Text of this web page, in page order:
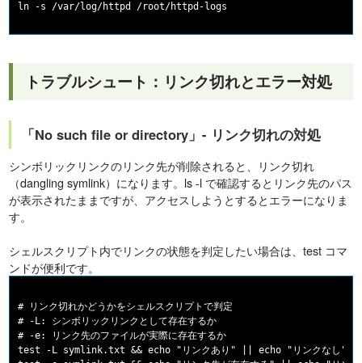
トラブルシュート：リンク切れとエラー対処
「No such file or directory」- リンク切れの対処
シンボリックリンクのリンク先が削除されると、リンク切れ
（dangling symlink）になります。ls -l で確認するとリンク先のパス
が表示されたままですが、アクセスしようとするとエラーになりま
す。
シェルスクリプト内でリンクの状態を判定したい場合は、test コマ
ンドが便利です。
# リンク切れかどうかをシェルスクリプトで判定
# -L: シンボリックリンクとして存在するか
# -e: リンク先のファイルが実際に存在するか
test -L symlink.txt && echo "リンクあり" || echo "リンクなし"